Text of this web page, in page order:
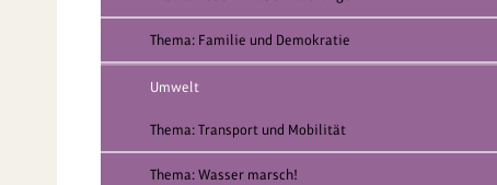
Thema: Familie und Demokratie
Umwelt
Thema: Transport und Mobilität
Thema: Wasser marsch!